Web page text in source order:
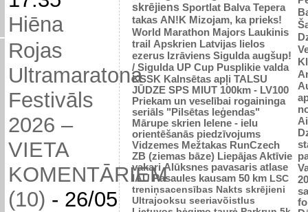
Hiēna
Rojas
Ultramaratona
Festivāls
2026 –
VIETA
KOMENTĀRIEM
(10) - 26/05
skrējiens Sportlat Balva Tepera
takas AN!K Mizojam, ka prieks!
World Marathon Majors Laukinis
trail Apskrien Latvijas lielos
ezerus Izrāviens Sigulda augšup!
/ Sigulda UP Cup Pusplikie valda
KSSK Kalnsētas apļi TALSU
JŪDZE SPS MIUT 100km - LV100
Priekam un veselībai rogaininga
seriāls "Pilsētas leģendas"
Mārupe skrien Ielene - ielu
orientēšanās piedzīvojums
Vidzemes Mežtakas RunCzech
ZB (ziemas bāze) Liepājas Aktīvie
vakari Alūksnes pavasaris atlase
IAU Pasaules kausam 50 km LSC
treniņsacensības Nakts skrējieni
Ultrajooksu seeriavõistlus